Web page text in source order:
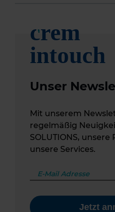
Unser
Mit unserem
regelmäßig
SOLUTIONS,
unsere Services.